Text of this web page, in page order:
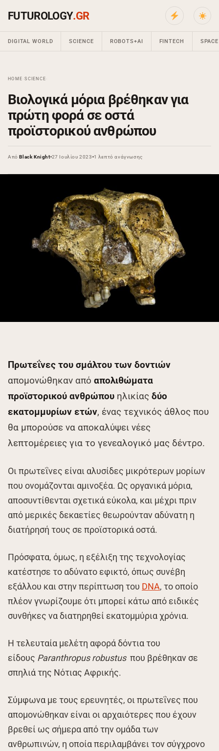
FUTUROLOGY.GR
DIGITAL WORLD SCIENCE ROBOTS+AI FINTECH SPACE
HOME ›SCIENCE
Βιολογικά μόρια βρέθηκαν για
πρώτη φορά σε οστά
προϊστορικού ανθρώπου
ΑπόBlack Knight 27 Ιουλίου 2023 1 λεπτό ανάγνωσης
Πρωτεΐνες του σμάλτου των δοντιών
απομονώθηκαν από απολιθώματα
προϊστορικού ανθρώπου ηλικίας δύο
εκατομμυρίων ετών, ένας τεχνικός άθλος που
θα μπορούσε να αποκαλύψει νέες
λεπτομέρειες για το γενεαλογικό μας δέντρο.
Οι πρωτεΐνες είναι αλυσίδες μικρότερων μορίων
που ονομάζονται αμινοξέα. Ως οργανικά μόρια,
αποσυντίθενται σχετικά εύκολα, και μέχρι πριν
από μερικές δεκαετίες θεωρούνταν αδύνατη η
διατήρησή τους σε προϊστορικά οστά.
Πρόσφατα, όμως, η εξέλιξη της τεχνολογίας
κατέστησε το αδύνατο εφικτό, όπως συνέβη
εξάλλου και στην περίπτωση του DNA, το οποίο
πλέον γνωρίζουμε ότι μπορεί κάτω από ειδικές
συνθήκες να διατηρηθεί εκατομμύρια χρόνια.
Η τελευταία μελέτη αφορά δόντια του
είδους Paranthropus robustus που βρέθηκαν σε
σπηλιά της Νότιας Αφρικής.
Σύμφωνα με τους ερευνητές, οι πρωτεΐνες που
απομονώθηκαν είναι οι αρχαιότερες που έχουν
βρεθεί ως σήμερα από την ομάδα των
ανθρωπινών, η οποία περιλαμβάνει τον σύγχρονο